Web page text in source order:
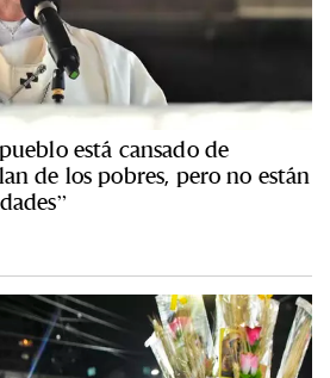
está cansado de
de los pobres, pero no están